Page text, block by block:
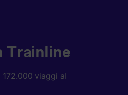
Trainline
viaggi al